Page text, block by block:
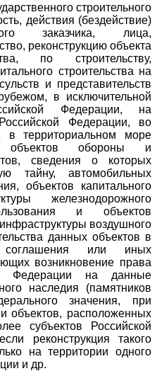
строительного
действия (бездействие)
заказчика, лица,
реконструкцию объекта
по строительству,
строительства на
и представительств
в исключительной
Федерации, на
Федерации, во
в территориальном море
объектов обороны и
сведения о которых
тайну, автомобильных
объектов капитального
железнодорожного
и объектов
воздушного
данных объектов в
соглашения или иных
возникновение права
Федерации на данные
наследия (памятников
значения, при
объектов, расположенных
субъектов Российской
реконструкция такого
на территории одного
и др.